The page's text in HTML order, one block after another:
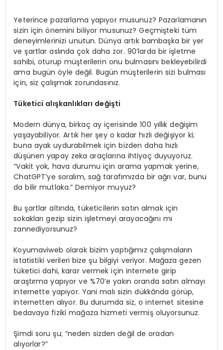
Yeterince pazarlama yapıyor musunuz? Pazarlamanın
sizin için önemini biliyor musunuz? Geçmişteki tüm
deneyimlerinizi unutun. Dünya artık bambaşka bir yer
ve şartlar aslında çok daha zor. 90’larda bir işletme
sahibi, oturup müşterilerin onu bulmasını bekleyebilirdi
ama bugün öyle değil. Bugün müşterilerin sizi bulması
için, siz çalışmak zorundasınız.
Tüketici alışkanlıkları değişti
Modern dünya, birkaç ay içerisinde 100 yıllık değişim
yaşayabiliyor. Artık her şey o kadar hızlı değişiyor ki;
buna ayak uydurabilmek için bizden daha hızlı
düşünen yapay zeka araçlarına ihtiyaç duyuyoruz.
“Vakit yok, hava durumu için arama yapmak yerine,
ChatGPT’ye soralım, sağ tarafımızda bir ağrı var, bunu
da bilir mutlaka.” Demiyor muyuz?
Bu şartlar altında, tüketicilerin satın almak için
sokakları gezip sizin işletmeyi arayacağını mı
zannediyorsunuz?
Koyumaviweb olarak bizim yaptığımız çalışmaların
istatistiki verileri bize şu bilgiyi veriyor. Mağaza gezen
tüketici dahi, karar vermek için internete girip
araştırma yapıyor ve %70’e yakın oranda satın almayı
internette yapıyor. Yani malı sizin dükkânda görüp,
internetten alıyor. Bu durumda siz, o internet sitesine
bedavaya fiziki mağaza hizmeti vermiş oluyorsunuz.
Şimdi soru şu; “neden sizden değil de oradan
alıyorlar?”